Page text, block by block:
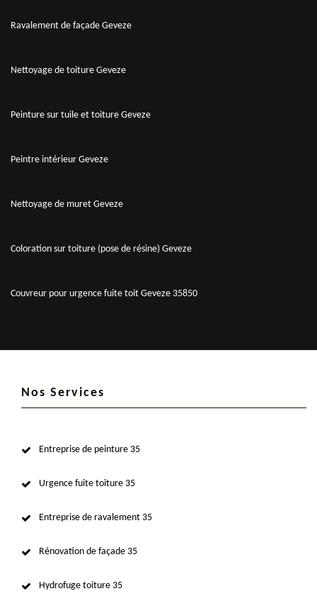
Ravalement de façade Geveze
Nettoyage de toiture Geveze
Peinture sur tuile et toiture Geveze
Peintre intérieur Geveze
Nettoyage de muret Geveze
Coloration sur toiture (pose de résine) Geveze
Couvreur pour urgence fuite toit Geveze 35850
Nos Services
Entreprise de peinture 35
Urgence fuite toiture 35
Entreprise de ravalement 35
Rénovation de façade 35
Hydrofuge toiture 35